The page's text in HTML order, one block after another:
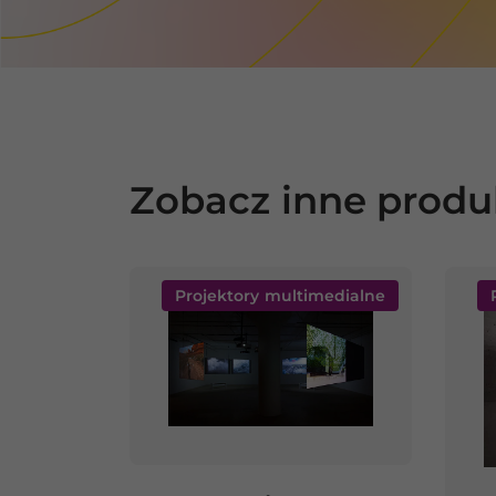
Zobacz inne
Projektory multimedialne